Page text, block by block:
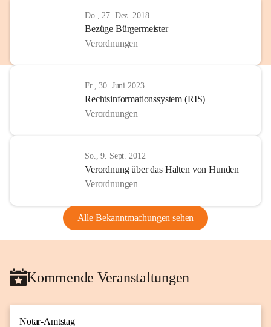
Do., 27. Dez. 2018
Bezüge Bürgermeister
Verordnungen
Fr., 30. Juni 2023
Rechtsinformationssystem (RIS)
Verordnungen
So., 9. Sept. 2012
Verordnung über das Halten von Hunden
Verordnungen
Alle Bekanntmachungen sehen
Kommende Veranstaltungen
Notar-Amtstag